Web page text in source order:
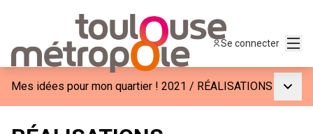
Se connecter
Mes idées pour mon quartier ! 2021 / RÉALISATIONS